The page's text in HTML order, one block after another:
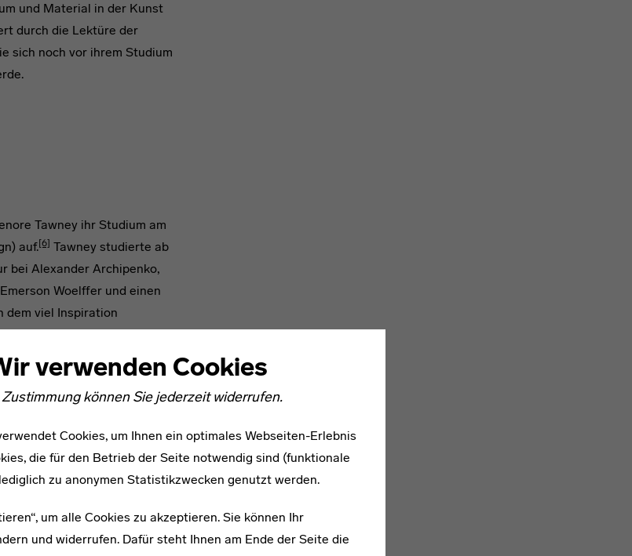
verwenden Cookies
können Sie jederzeit widerrufen.
Cookies, um Ihnen ein optimales Webseiten-Erlebnis
die für den Betrieb der Seite notwendig sind (funktionale
zu anonymen Statistikzwecken genutzt werden.
um alle Cookies zu akzeptieren. Sie können Ihr
und widerrufen. Dafür steht Ihnen am Ende der Seite die
und Material in der Kunst
durch die Lektüre der
sich noch vor ihrem Studium
Tawney ihr Studium am
auf.[6] Tawney studierte ab
bei Alexander Archipenko,
Woelffer und einen
dem viel Inspiration
an
aus über dessen
Lenore Tawney schon
asiatischen und
wurden gebündelt und
Bauhaus-Pädagogik
zu ihrer eigenen
1947/48 bei
in intensiver Arbeit